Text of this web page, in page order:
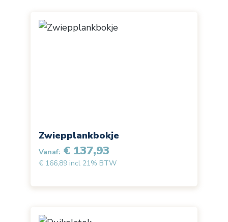
Zwiepplankbokje
Vanaf: € 137,93
€ 166,89 incl 21% BTW